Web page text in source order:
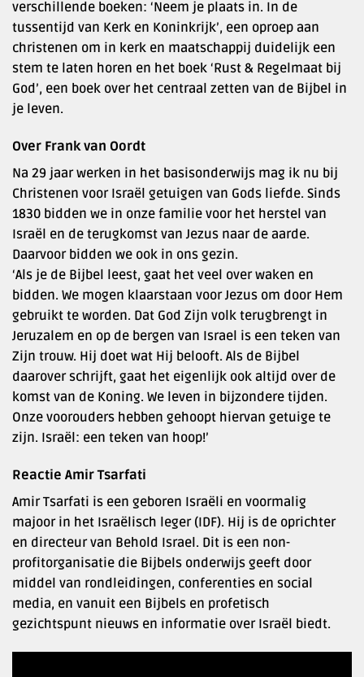
verschillende boeken: ‘Neem je plaats in. In de
tussentijd van Kerk en Koninkrijk’, een oproep aan
christenen om in kerk en maatschappij duidelijk een
stem te laten horen en het boek ‘Rust & Regelmaat bij
God’, een boek over het centraal zetten van de Bijbel in
je leven.
Over Frank van Oordt
Na 29 jaar werken in het basisonderwijs mag ik nu bij
Christenen voor Israël getuigen van Gods liefde. Sinds
1830 bidden we in onze familie voor het herstel van
Israël en de terugkomst van Jezus naar de aarde.
Daarvoor bidden we ook in ons gezin.
‘Als je de Bijbel leest, gaat het veel over waken en
bidden. We mogen klaarstaan voor Jezus om door Hem
gebruikt te worden. Dat God Zijn volk terugbrengt in
Jeruzalem en op de bergen van Israel is een teken van
Zijn trouw. Hij doet wat Hij belooft. Als de Bijbel
daarover schrijft, gaat het eigenlijk ook altijd over de
komst van de Koning. We leven in bijzondere tijden.
Onze voorouders hebben gehoopt hiervan getuige te
zijn. Israël: een teken van hoop!’
Reactie Amir Tsarfati
Amir Tsarfati is een geboren Israëli en voormalig
majoor in het Israëlisch leger (IDF). Hij is de oprichter
en directeur van Behold Israel. Dit is een non-
profitorganisatie die Bijbels onderwijs geeft door
middel van rondleidingen, conferenties en social
media, en vanuit een Bijbels en profetisch
gezichtspunt nieuws en informatie over Israël biedt.